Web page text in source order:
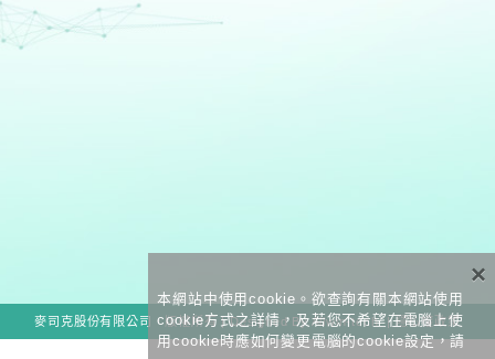
×
本網站中使用cookie。欲查詢有關本網站使用
cookie方式之詳情，及若您不希望在電腦上使
用cookie時應如何變更電腦的cookie設定，請
麥司克股份有限公司．版權所有 | Designed ByAllwin-tech. |隱私權政策